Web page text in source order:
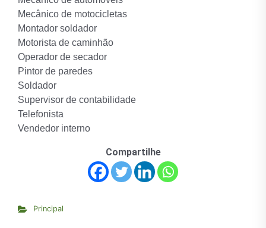
Mecânico de motocicletas
Montador soldador
Motorista de caminhão
Operador de secador
Pintor de paredes
Soldador
Supervisor de contabilidade
Telefonista
Vendedor interno
Compartilhe
Principal